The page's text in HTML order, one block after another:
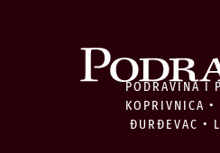
PODRAVINA I
KOPRIVNICA •
ĐURĐEVAC •